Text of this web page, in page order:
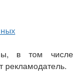
в том числе
рекламодатель.